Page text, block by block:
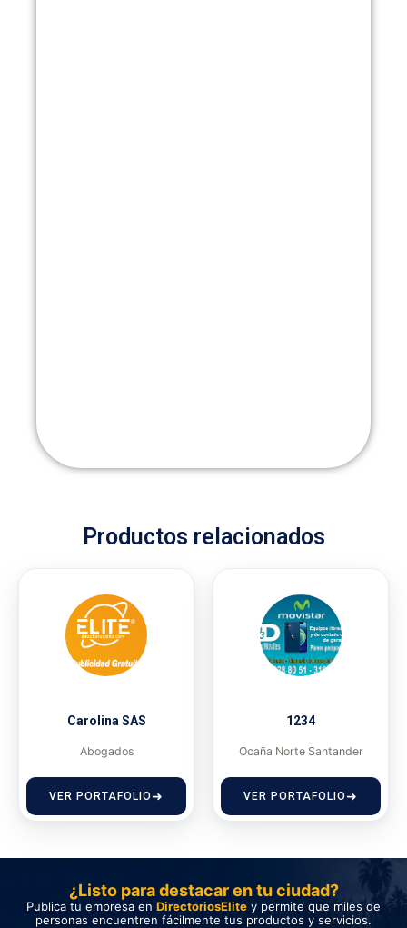
Productos relacionados
Carolina SAS
Abogados
VER PORTAFOLIO
1234
Ocaña Norte Santander
VER PORTAFOLIO
¿Listo para destacar en tu ciudad?
Publica tu empresa en DirectoriosElite y permite que miles de
personas encuentren fácilmente tus productos y servicios.